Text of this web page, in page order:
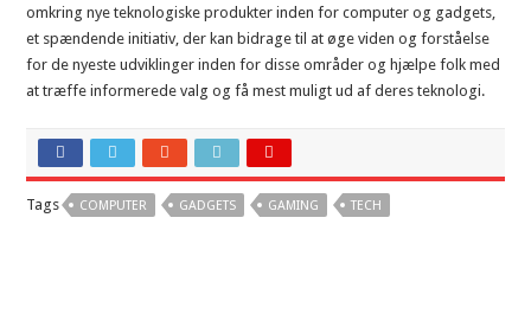
omkring nye teknologiske produkter inden for computer og gadgets,
et spændende initiativ, der kan bidrage til at øge viden og forståelse
for de nyeste udviklinger inden for disse områder og hjælpe folk med
at træffe informerede valg og få mest muligt ud af deres teknologi.
Tags COMPUTER GADGETS GAMING TECH